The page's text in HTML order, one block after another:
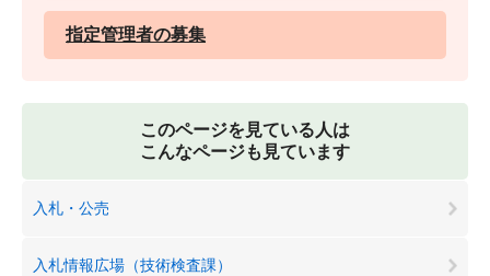
指定管理者の募集
このページを見ている人は
こんなページも見ています
入札・公売
入札情報広場（技術検査課）